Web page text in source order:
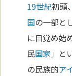
19世紀初頭、
国の一部と
に目覚め始
民国家 」と
の民族的ア